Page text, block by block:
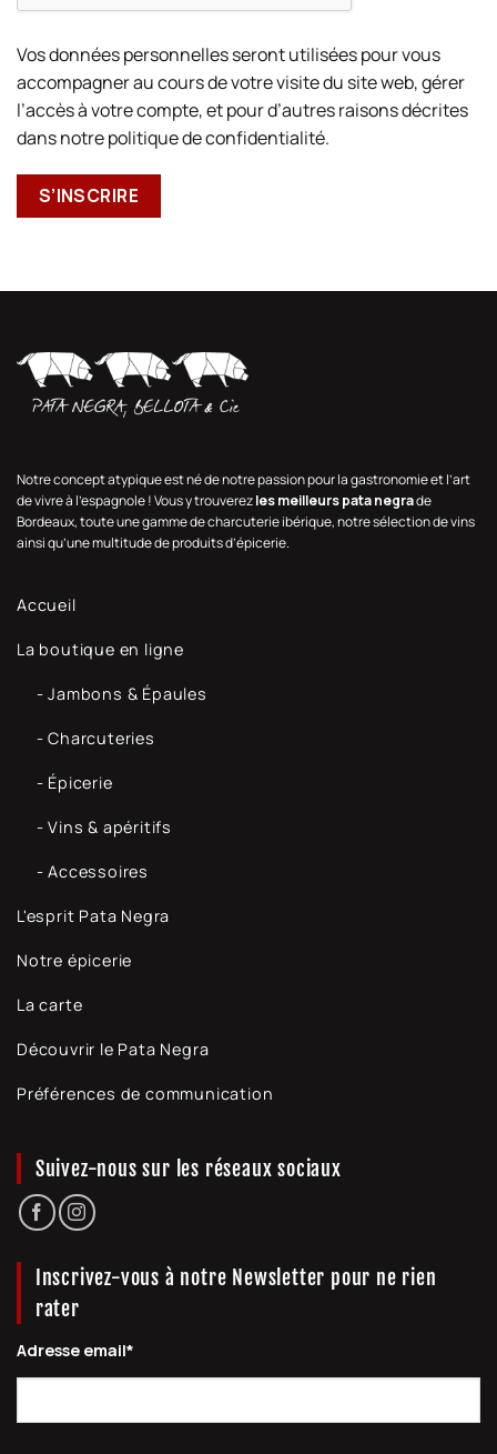
Vos données personnelles seront utilisées pour vous
accompagner au cours de votre visite du site web, gérer
l’accès à votre compte, et pour d’autres raisons décrites
dans notrepolitique de confidentialité.
S’INSCRIRE
Notre concept atypique est né de notre passion pour la gastronomie et l’art
de vivre à l’espagnole ! Vous y trouverezles meilleurs pata negrade
Bordeaux, toute une gamme de charcuterie ibérique, notre sélection de vins
ainsi qu’une multitude de produits d’épicerie.
Accueil
La boutique en ligne
- Jambons & Épaules
- Charcuteries
- Épicerie
- Vins & apéritifs
- Accessoires
L'esprit Pata Negra
Notre épicerie
La carte
Découvrir le Pata Negra
Préférences de communication
Suivez-nous sur les réseaux sociaux
Inscrivez-vous à notre Newsletter pour ne rien
rater
Adresse email*